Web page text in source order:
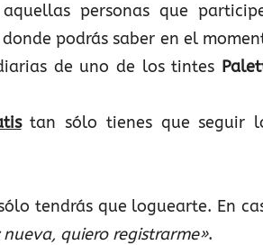
personas que
podrás saber en el
de uno de los tintes
tan sólo tienes que seguir
tendrás que loguearte. En
nueva, quiero registrarme».